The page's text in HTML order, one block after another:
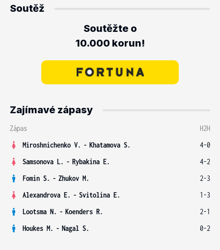
Soutěž
Soutěžte o
10.000 korun!
Zajímavé zápasy
Zápas
H2H
Miroshnichenko V. - Khatamova S.
4-0
Samsonova L. - Rybakina E.
4-2
Fomin S. - Zhukov M.
2-3
Alexandrova E. - Svitolina E.
1-3
Lootsma N. - Koenders R.
2-1
Houkes M. - Nagal S. 0-2